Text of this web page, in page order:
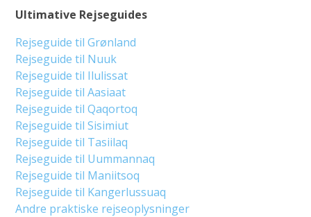
Ultimative Rejseguides
Rejseguide til Grønland
Rejseguide til Nuuk
Rejseguide til Ilulissat
Rejseguide til Aasiaat
Rejseguide til Qaqortoq
Rejseguide til Sisimiut
Rejseguide til Tasiilaq
Rejseguide til Uummannaq
Rejseguide til Maniitsoq
Rejseguide til Kangerlussuaq
Andre praktiske rejseoplysninger